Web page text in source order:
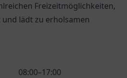
Freizeitmöglichkeiten,
lädt zu erholsamen
08:00–17:00